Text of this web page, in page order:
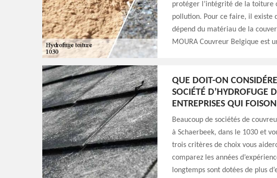
protéger l’intégrité de la toiture
pollution. Pour ce faire, il existe
dépend du matériau de la
MOURA Couvreur Belgique est
QUE DOIT-ON
SOCIÉTÉ D’HYDROFUGE
ENTREPRISES QUI
Beaucoup de sociétés de
à Schaerbeek, dans le 1030 et
trois critères de choix vous
comparez les années
longtemps sont dotées de plus